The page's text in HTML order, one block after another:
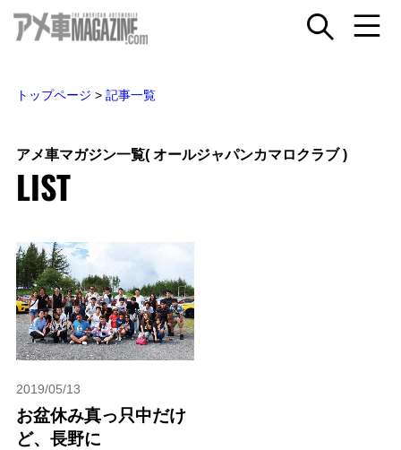
トップページ > 記事一覧
アメ車マガジン一覧( オールジャパンカマロクラブ )
LIST
2019/05/13
お盆休み真っ只中だけ
ど、長野に